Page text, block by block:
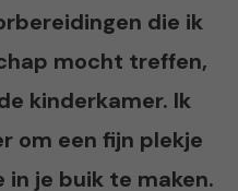
die ik
mocht treffen,
kinderkamer. Ik
om een fijn plekje
je buik te maken.